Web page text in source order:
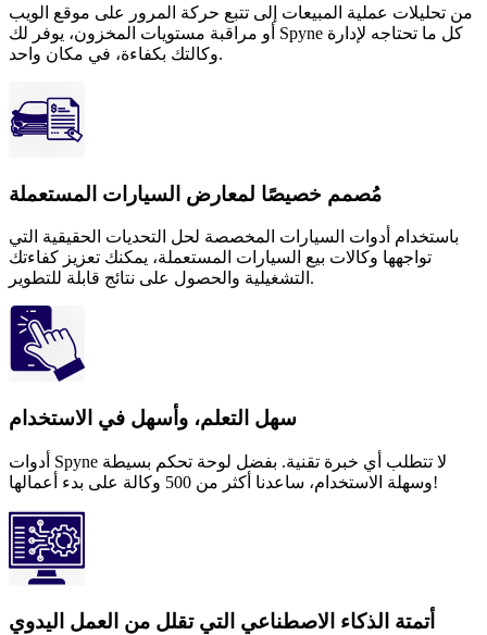
من تحليلات عملية المبيعات إلى تتبع حركة المرور على موقع الويب
أو مراقبة مستويات المخزون، يوفر لك Spyne كل ما تحتاجه لإدارة
وكالتك بكفاءة، في مكان واحد.
مُصمم خصيصًا لمعارض السيارات المستعملة
باستخدام أدوات السيارات المخصصة لحل التحديات الحقيقية التي
تواجهها وكالات بيع السيارات المستعملة، يمكنك تعزيز كفاءتك
التشغيلية والحصول على نتائج قابلة للتطوير.
سهل التعلم، وأسهل في الاستخدام
أدوات Spyne لا تتطلب أي خبرة تقنية. بفضل لوحة تحكم بسيطة
وسهلة الاستخدام، ساعدنا أكثر من 500 وكالة على بدء أعمالها!
أتمتة الذكاء الاصطناعي التي تقلل من العمل اليدوي